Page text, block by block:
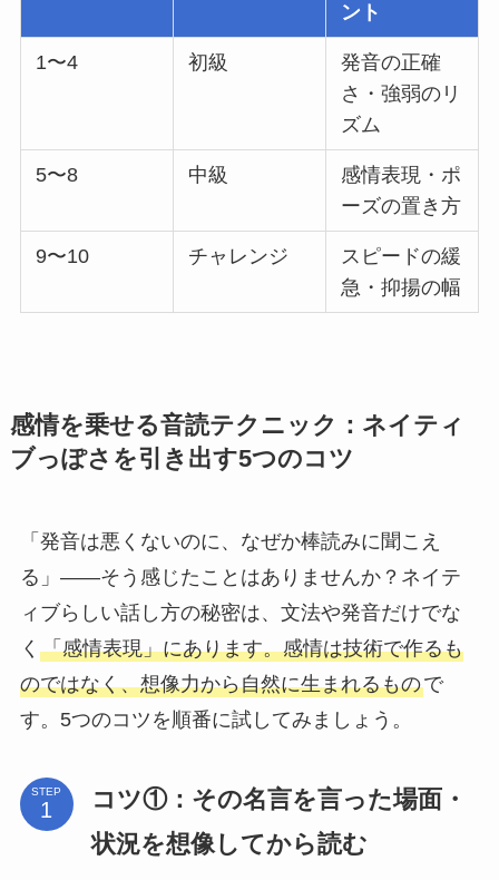
ント
1〜4 初級
発音の正確
さ・強弱のリ
ズム
5〜8 中級
感情表現・ポ
ーズの置き方
9〜10 チャレンジ
スピードの緩
急・抑揚の幅
感情を乗せる音読テクニック：ネイティ
ブっぽさを引き出す5つのコツ
「発音は悪くないのに、なぜか棒読みに聞こえ
る」——そう感じたことはありませんか？ネイテ
ィブらしい話し方の秘密は、文法や発音だけでな
く 「感情表現」にあります。感情は技術で作るも
のではなく、想像力から自然に生まれるもので
す。5つのコツを順番に試してみましょう。
STEP
コツ①：その名言を言った場面・
状況を想像してから読む